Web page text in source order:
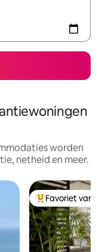
worden
netheid en meer.
Topfavoriet van
Favoriet van